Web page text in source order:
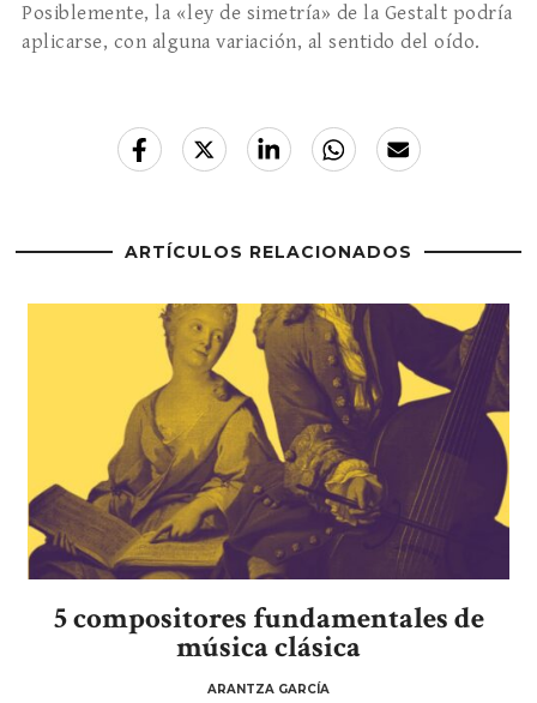
Posiblemente, la «ley de simetría» de la Gestalt podría
aplicarse, con alguna variación, al sentido del oído.
ARTÍCULOS RELACIONADOS
5 compositores fundamentales de
música clásica
ARANTZA GARCÍA